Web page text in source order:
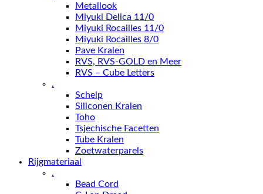
Metallook
Miyuki Delica 11/0
Miyuki Rocailles 11/0
Miyuki Rocailles 8/0
Pave Kralen
RVS, RVS-GOLD en Meer
RVS – Cube Letters
.
Schelp
Siliconen Kralen
Toho
Tsjechische Facetten
Tube Kralen
Zoetwaterparels
Rijgmateriaal
.
Bead Cord